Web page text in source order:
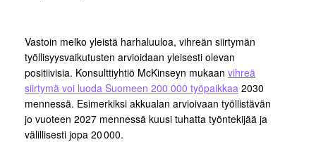
Vastoin melko yleistä harhaluuloa, vihreän siirtymän
työllisyysvaikutusten arvioidaan yleisesti olevan
positiivisia. Konsulttiyhtiö McKinseyn mukaan vihreä
siirtymä voi luoda Suomeen 200 000 työpaikkaa 2030
mennessä. Esimerkiksi akkualan arvioivaan työllistävän
jo vuoteen 2027 mennessä kuusi tuhatta työntekijää ja
välillisesti jopa 20 000.